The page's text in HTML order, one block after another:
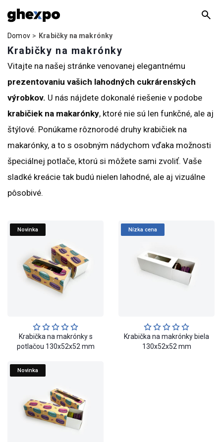
Domov Krabičky na makrónky
Krabičky na makrónky
Vitajte na našej stránke venovanej elegantnému
prezentovaniu vašich lahodných cukrárenských
výrobkov. U nás nájdete dokonalé riešenie v podobe
krabičiek na makarónky, ktoré nie sú len funkčné, ale aj
štýlové. Ponúkame rôznorodé druhy krabičiek na
makarónky, a to s osobným nádychom vďaka možnosti
špeciálnej potlače, ktorú si môžete sami zvoliť. Vaše
sladké kreácie tak budú nielen lahodné, ale aj vizuálne
pôsobivé.
Novinka
Krabička na makrónky s
potlačou 130x52x52 mm
Nízka cena
Krabička na makrónky biela
130x52x52 mm
Novinka